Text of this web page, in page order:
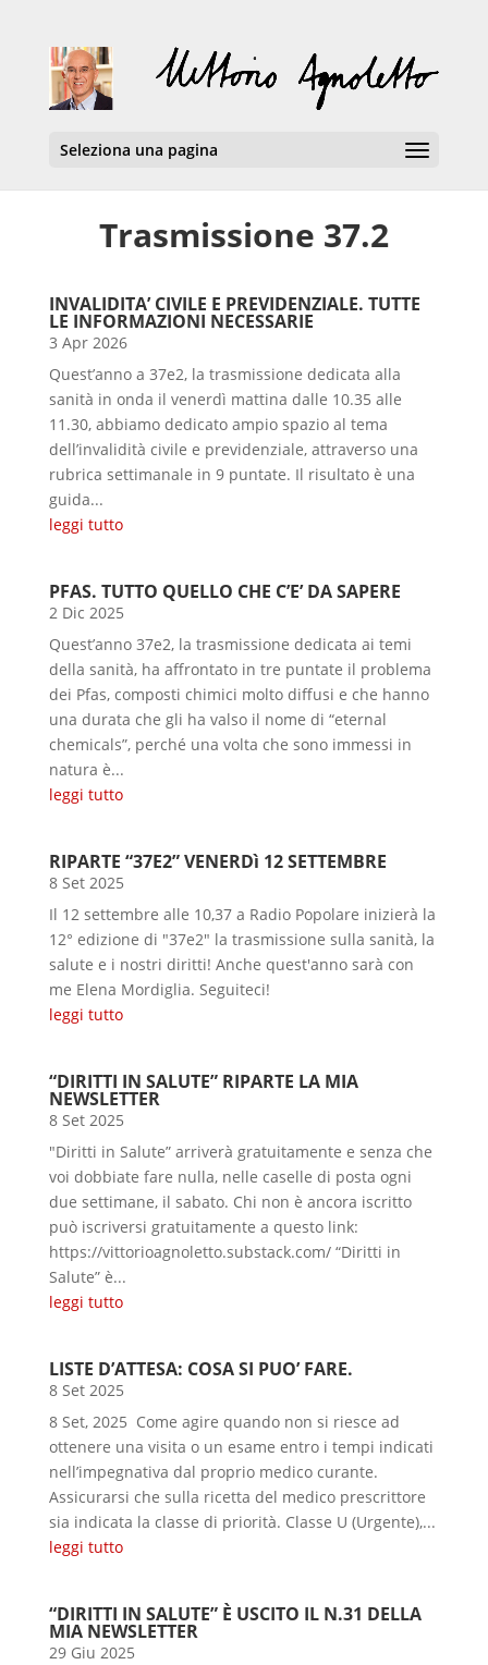
Seleziona una pagina
Trasmissione 37.2
INVALIDITA’ CIVILE E PREVIDENZIALE. TUTTE
LE INFORMAZIONI NECESSARIE
3 Apr 2026
Quest’anno a 37e2, la trasmissione dedicata alla
sanità in onda il venerdì mattina dalle 10.35 alle
11.30, abbiamo dedicato ampio spazio al tema
dell’invalidità civile e previdenziale, attraverso una
rubrica settimanale in 9 puntate. Il risultato è una
guida...
leggi tutto
PFAS. TUTTO QUELLO CHE C’E’ DA SAPERE
2 Dic 2025
Quest’anno 37e2, la trasmissione dedicata ai temi
della sanità, ha affrontato in tre puntate il problema
dei Pfas, composti chimici molto diffusi e che hanno
una durata che gli ha valso il nome di “eternal
chemicals”, perché una volta che sono immessi in
natura è...
leggi tutto
RIPARTE “37E2” VENERDì 12 SETTEMBRE
8 Set 2025
Il 12 settembre alle 10,37 a Radio Popolare inizierà la
12° edizione di "37e2" la trasmissione sulla sanità, la
salute e i nostri diritti! Anche quest'anno sarà con
me Elena Mordiglia. Seguiteci!
leggi tutto
“DIRITTI IN SALUTE” RIPARTE LA MIA
NEWSLETTER
8 Set 2025
"Diritti in Salute” arriverà gratuitamente e senza che
voi dobbiate fare nulla, nelle caselle di posta ogni
due settimane, il sabato. Chi non è ancora iscritto
può iscriversi gratuitamente a questo link:
https://vittorioagnoletto.substack.com/ “Diritti in
Salute” è...
leggi tutto
LISTE D’ATTESA: COSA SI PUO’ FARE.
8 Set 2025
8 Set, 2025 Come agire quando non si riesce ad
ottenere una visita o un esame entro i tempi indicati
nell’impegnativa dal proprio medico curante.
Assicurarsi che sulla ricetta del medico prescrittore
sia indicata la classe di priorità. Classe U (Urgente),...
leggi tutto
“DIRITTI IN SALUTE” È USCITO IL N.31 DELLA
MIA NEWSLETTER
29 Giu 2025